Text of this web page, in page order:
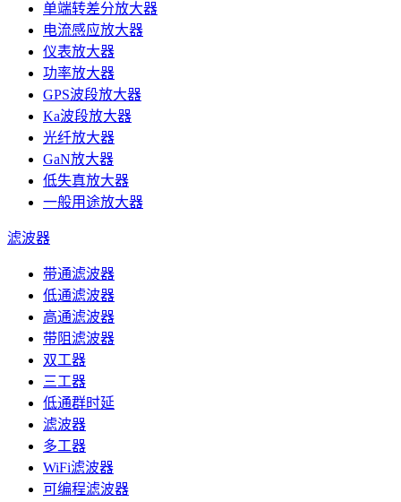
单端转差分放大器
电流感应放大器
仪表放大器
功率放大器
GPS波段放大器
Ka波段放大器
光纤放大器
GaN放大器
低失真放大器
一般用途放大器
滤波器
带通滤波器
低通滤波器
高通滤波器
带阻滤波器
双工器
三工器
低通群时延
滤波器
多工器
WiFi滤波器
可编程滤波器